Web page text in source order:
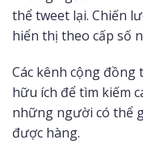
thể tweet lại. Chiến
hiển thị theo cấp số
Các kênh cộng đồng
hữu ích để tìm kiếm
những người có thể
được hàng.